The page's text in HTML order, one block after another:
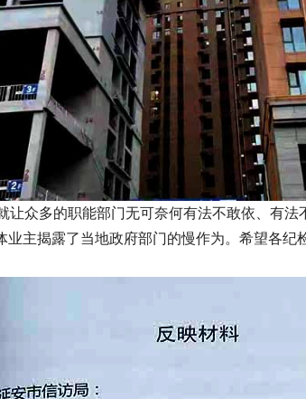
众多的职能部门无可奈何有法不敢依、有法
业主揭露了当地政府部门的慢作为。希望各